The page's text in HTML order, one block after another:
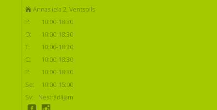
Annas iela 2, Ventspils
P:
10:00-18:30
O:
10:00-18:30
T:
10:00-18:30
C:
10:00-18:30
P:
10:00-18:30
Se:
10:00-15:00
Sv:
Nestrādājam